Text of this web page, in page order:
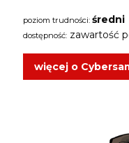
poziom trudności: średni
dostępność: zawartość
więcej o